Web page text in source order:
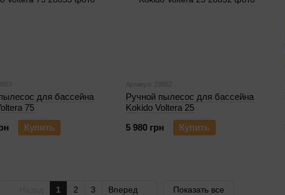
для бассейна
75
Купить
Артикул: 28852
Ручной пылесос для бассейна
Kokido Voltera 25
5 980 грн
Купить
1 2 3 Вперед Показать все